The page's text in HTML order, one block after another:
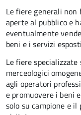
Le fiere generali non
aperte al pubblico e
eventualmente
beni e i servizi
Le fiere
merceologici
agli operatori
e promuovere i beni
solo su campione e